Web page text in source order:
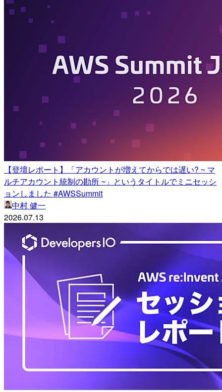
【登壇レポート】「アカウントが増えてからでは遅い? ~ マ
ルチアカウント統制の勘所 ~」というタイトルでミニセッシ
ョンしました #AWSSummit
中村 健一
2026.07.13